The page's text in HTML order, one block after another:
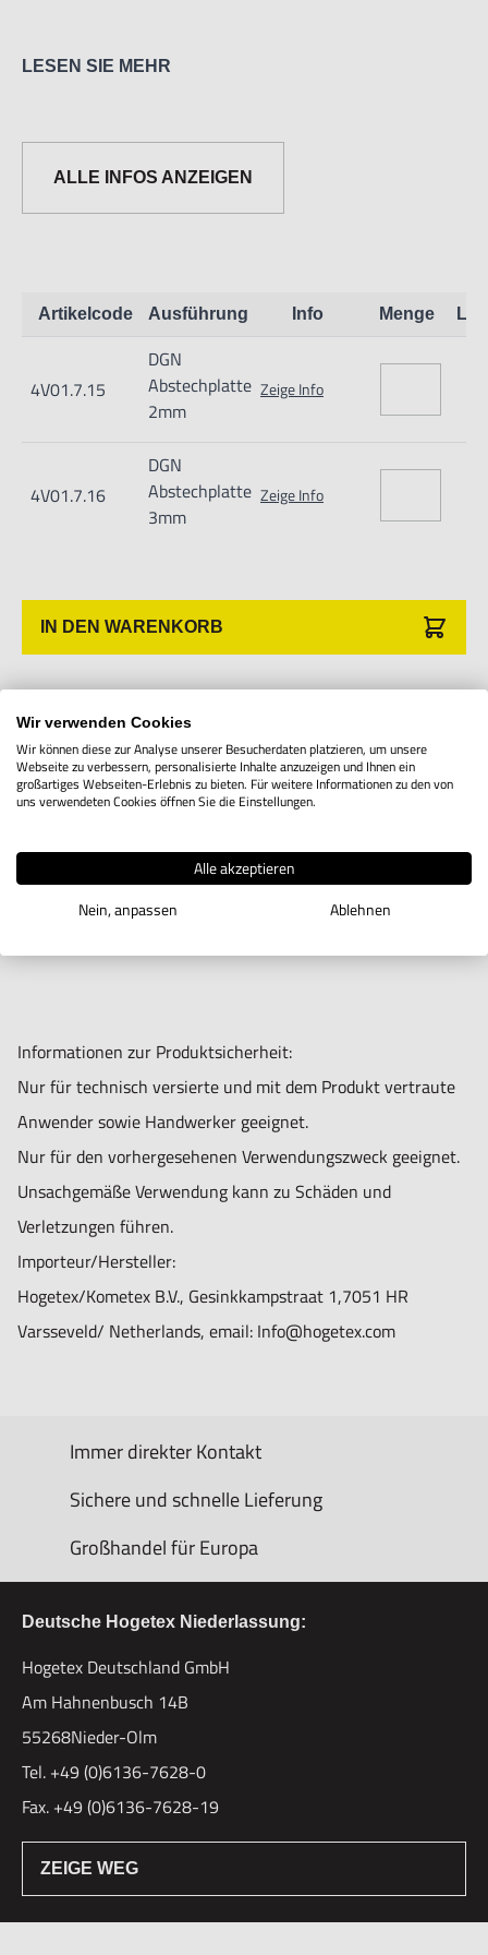
Nur für den vorhergesehenen Verwendungszweck geeignet.
Unsachgemäße Verwendung kann zu Schäden und
Verletzungen führen.
Hogetex/Kometex B.V., Gesinkkampstraat 1,7051 HR
Varsseveld/ Netherlands, email: Info@hogetex.com
LESEN SIE MEHR
ALLE INFOS ANZEIGEN
Artikelcode Ausführung Info Menge
4V01.7.15
DGN
Abstechplatte
2mm
Zeige Info
4V01.7.16
DGN
Abstechplatte
3mm
Zeige Info
IN DEN WARENKORB
Produktbeschreibung
Abstechplatte, doppelseitig, Typ DGN
Informationen zur Produktsicherheit:
Nur für technisch versierte und mit dem Produkt vertraute
Anwender sowie Handwerker geeignet.
Nur für den vorhergesehenen Verwendungszweck geeignet.
Unsachgemäße Verwendung kann zu Schäden und
Verletzungen führen.
Importeur/Hersteller:
Hogetex/Kometex B.V., Gesinkkampstraat 1,7051 HR
Varsseveld/ Netherlands, email: Info@hogetex.com
Immer direkter Kontakt
Sichere und schnelle Lieferung
Großhandel für Europa
Deutsche Hogetex Niederlassung:
Hogetex Deutschland GmbH
Am Hahnenbusch 14B
55268Nieder-Olm
Tel. +49 (0)6136-7628-0
Fax. +49 (0)6136-7628-19
ZEIGE WEG
Wir verwenden Cookies
Wir können diese zur Analyse unserer Besucherdaten platzieren, um unsere
Webseite zu verbessern, personalisierte Inhalte anzuzeigen und Ihnen ein
großartiges Webseiten-Erlebnis zu bieten. Für weitere Informationen zu den von
uns verwendeten Cookies öffnen Sie die Einstellungen.
Alle akzeptieren
Nein, anpassen
Ablehnen